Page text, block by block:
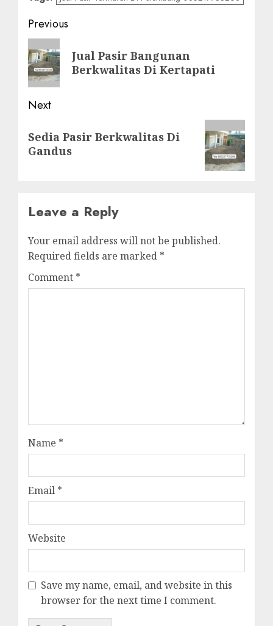
Post
navigation
Previous
Previous
post:
Jual Pasir Bangunan
Berkwalitas Di Kertapati
Next
post:
Sedia Pasir Berkwalitas Di
Gandus
Leave a Reply
Your email address will not be published.
Required fields are marked *
Comment *
Name *
Email *
Website
Save my name, email, and website in this
browser for the next time I comment.